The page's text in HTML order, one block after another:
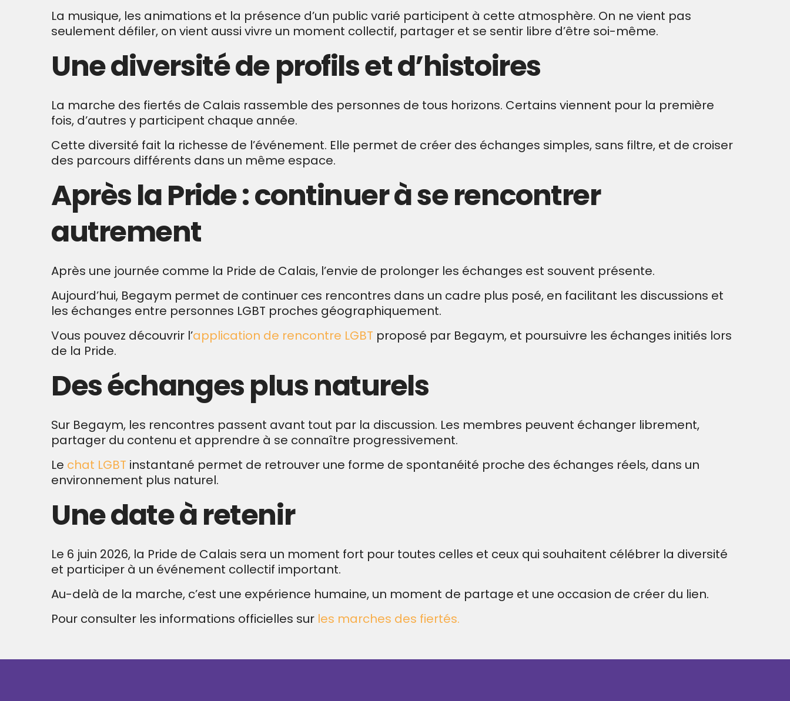
La musique, les animations et la présence d’un public varié participent à cette atmosphère. On ne vient pas
seulement défiler, on vient aussi vivre un moment collectif, partager et se sentir libre d’être soi-même.
Une diversité de profils et d’histoires
La marche des fiertés de Calais rassemble des personnes de tous horizons. Certains viennent pour la première
fois, d’autres y participent chaque année.
Cette diversité fait la richesse de l’événement. Elle permet de créer des échanges simples, sans filtre, et de croiser
des parcours différents dans un même espace.
Après la Pride : continuer à se rencontrer
autrement
Après une journée comme la Pride de Calais, l’envie de prolonger les échanges est souvent présente.
Aujourd’hui, Begaym permet de continuer ces rencontres dans un cadre plus posé, en facilitant les discussions et
les échanges entre personnes LGBT proches géographiquement.
Vous pouvez découvrir l’application de rencontre LGBT proposé par Begaym, et poursuivre les échanges initiés lors
de la Pride.
Des échanges plus naturels
Sur Begaym, les rencontres passent avant tout par la discussion. Les membres peuvent échanger librement,
partager du contenu et apprendre à se connaître progressivement.
Le chat LGBT instantané permet de retrouver une forme de spontanéité proche des échanges réels, dans un
environnement plus naturel.
Une date à retenir
Le 6 juin 2026, la Pride de Calais sera un moment fort pour toutes celles et ceux qui souhaitent célébrer la diversité
et participer à un événement collectif important.
Au-delà de la marche, c’est une expérience humaine, un moment de partage et une occasion de créer du lien.
Pour consulter les informations officielles sur les marches des fiertés.